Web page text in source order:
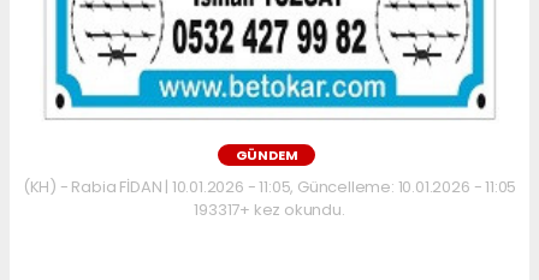
GÜNDEM
(KH) - Rabia FİDAN | 10.01.2026 - 11:05, Güncelleme: 10.01.2026 - 11:05
193317+ kez okundu.